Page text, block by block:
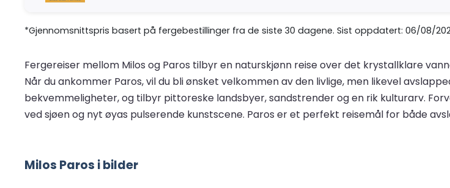
*Gjennomsnittspris basert på fergebestillinger fra de siste 30 dagene. Sist oppdatert: 06/08/
Fergereiser mellom Milos og Paros tilbyr en naturskjønn reise over det krystallklare
Når du ankommer Paros, vil du bli ønsket velkommen av den livlige, men likevel
bekvemmeligheter, og tilbyr pittoreske landsbyer, sandstrender og en rik kulturarv.
ved sjøen og nyt øyas pulserende kunstscene. Paros er et perfekt reisemål for både
Milos Paros i bilder